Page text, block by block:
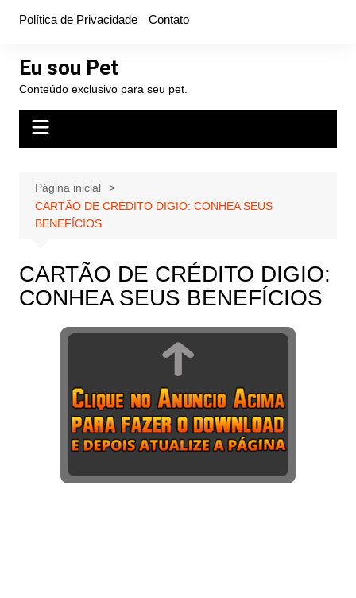
conteúdo
Política de Privacidade Contato
Eu sou Pet
Conteúdo exclusivo para seu pet.
Página inicial
CARTÃO DE CRÉDITO DIGIO: CONHEA SEUS
BENEFÍCIOS
CARTÃO DE CRÉDITO DIGIO:
CONHEA SEUS BENEFÍCIOS